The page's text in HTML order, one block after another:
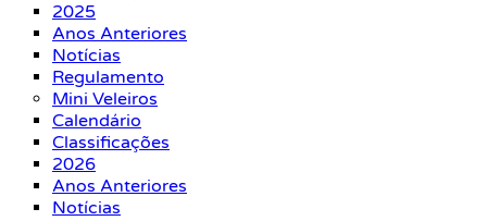
2025
Anos Anteriores
Notícias
Regulamento
Mini Veleiros
Calendário
Classificações
2026
Anos Anteriores
Notícias